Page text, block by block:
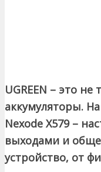
UGREEN – это
аккумуляторы.
Nexode X579 –
выходами и
устройство, от